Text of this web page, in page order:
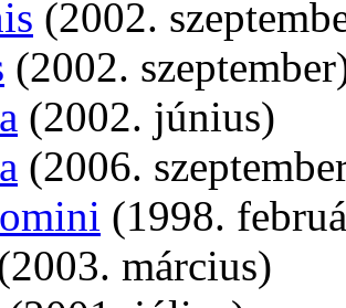
(2002.
(2002.
(2002. június)
(2006.
(1998.
március)